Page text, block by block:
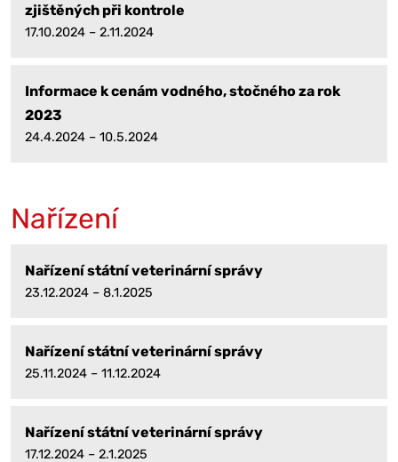
zjištěných při kontrole
17.10.2024 – 2.11.2024
Informace k cenám vodného, stočného za rok
2023
24.4.2024 – 10.5.2024
Nařízení
Nařízení státní veterinární správy
23.12.2024 – 8.1.2025
Nařízení státní veterinární správy
25.11.2024 – 11.12.2024
Nařízení státní veterinární správy
17.12.2024 – 2.1.2025